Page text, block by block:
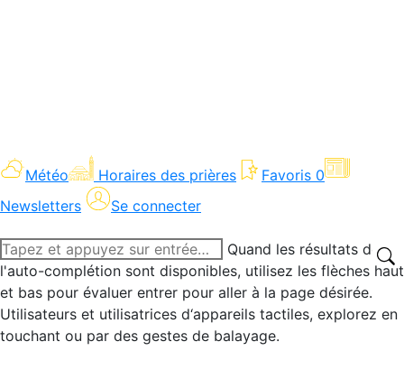
Météo Horaires des prières Favoris 0
Newsletters
Se connecter
Recherche
:
Quand les résultats de
l'auto-complétion sont disponibles, utilisez les flèches haut
et bas pour évaluer entrer pour aller à la page désirée.
Utilisateurs et utilisatrices d‘appareils tactiles, explorez en
touchant ou par des gestes de balayage.